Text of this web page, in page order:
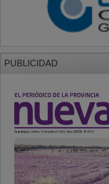
PUBLICIDAD